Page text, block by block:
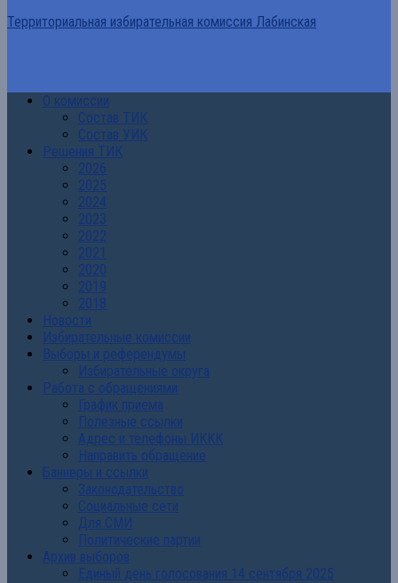
Территориальная избирательная комиссия Лабинская
О комиссии
Состав ТИК
Состав УИК
Решения ТИК
2026
2025
2024
2023
2022
2021
2020
2019
2018
Новости
Избирательные комиссии
Выборы и референдумы
Избирательные округа
Работа с обращениями
График приема
Полезные ссылки
Адрес и телефоны ИККК
Направить обращение
Баннеры и ссылки
Законодательство
Социальные сети
Для СМИ
Политические партии
Архив выборов
Единый день голосования 14 сентября 2025